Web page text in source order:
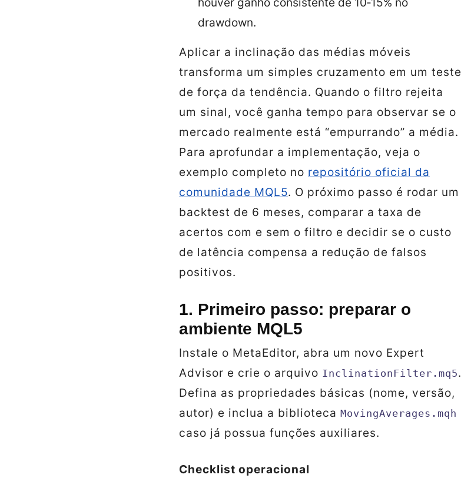
houver ganho consistente de 10‑15% no
drawdown.
Aplicar a inclinação das médias móveis
transforma um simples cruzamento em um teste
de força da tendência. Quando o filtro rejeita
um sinal, você ganha tempo para observar se o
mercado realmente está “empurrando” a média.
Para aprofundar a implementação, veja o
exemplo completo no repositório oficial da
comunidade MQL5. O próximo passo é rodar um
backtest de 6 meses, comparar a taxa de
acertos com e sem o filtro e decidir se o custo
de latência compensa a redução de falsos
positivos.
1. Primeiro passo: preparar o
ambiente MQL5
Instale o MetaEditor, abra um novo Expert
Advisor e crie o arquivo InclinationFilter.mq5.
Defina as propriedades básicas (nome, versão,
autor) e inclua a biblioteca MovingAverages.mqh
caso já possua funções auxiliares.
Checklist operacional